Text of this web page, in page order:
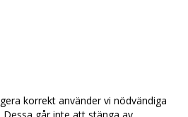
korrekt använder vi nödvändiga